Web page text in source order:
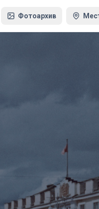
Фотоархив